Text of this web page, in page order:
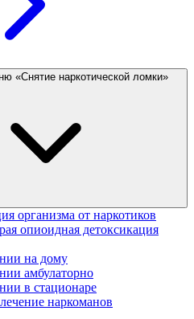
«Снятие наркотической ломки»
организма от наркотиков
опиоидная детоксикация
на дому
амбулаторно
в стационаре
наркоманов